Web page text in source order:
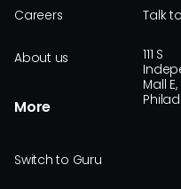
Careers
About us
More
Switch to Guru
Talk
111 S
Mall